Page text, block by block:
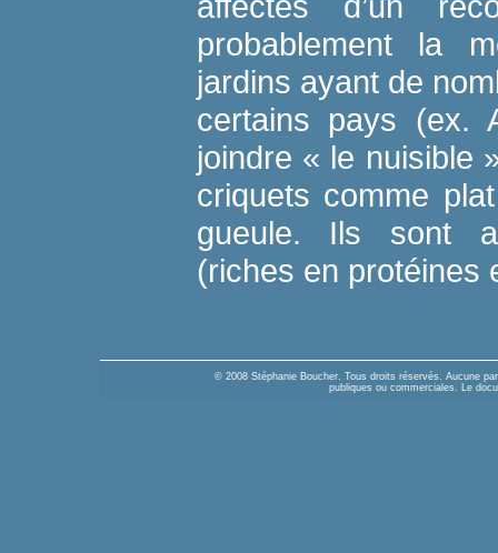
probablement la
jardins ayant de
certains pays (ex.
joindre « le nuisible
criquets comme
gueule. Ils sont
(riches en protéines
© 2008 Stéphanie Boucher. Tous droits réservés. Aucune
publiques ou commerciales. Le